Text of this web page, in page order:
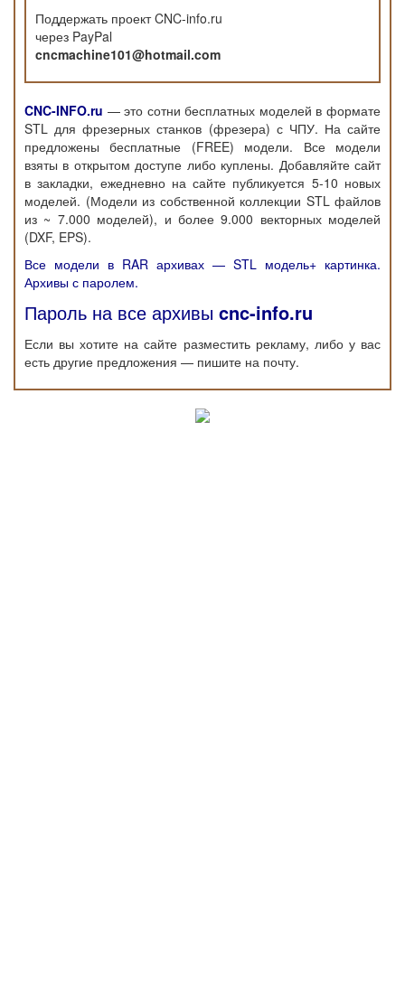
Поддержать проект CNC-info.ru
через PayPal
cncmachine101@hotmail.com
CNC-INFO.ru — это сотни бесплатных моделей в формате
STL для фрезерных станков (фрезера) с ЧПУ. На сайте
предложены бесплатные (FREE) модели. Все модели
взяты в открытом доступе либо куплены. Добавляйте сайт
в закладки, ежедневно на сайте публикуется 5-10 новых
моделей. (Модели из собственной коллекции STL файлов
из ~ 7.000 моделей), и более 9.000 векторных моделей
(DXF, EPS).
Все модели в RAR архивах — STL модель+ картинка.
Архивы с паролем.
Пароль на все архивы cnc-info.ru
Если вы хотите на сайте разместить рекламу, либо у вас
есть другие предложения — пишите на почту.